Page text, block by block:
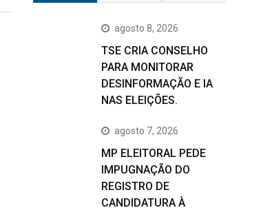
agosto 8, 2026
TSE CRIA CONSELHO
PARA MONITORAR
DESINFORMAÇÃO E IA
NAS ELEIÇÕES.
agosto 7, 2026
MP ELEITORAL PEDE
IMPUGNAÇÃO DO
REGISTRO DE
CANDIDATURA À